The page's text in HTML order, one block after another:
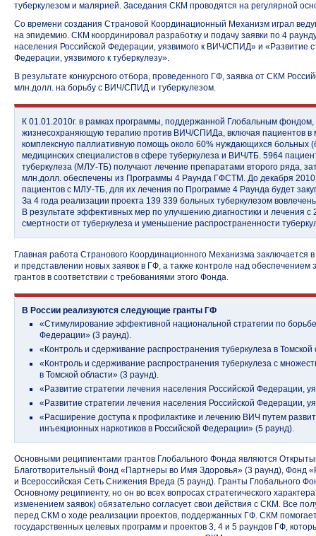
туберкулезом и малярией. Заседания СКМ проводятся на регулярной
Со времени создания Страновой Координационный Механизм играл
на эпидемию. СКМ координировал разработку и подачу заявки по 4
населения Российской Федерации, уязвимого к ВИЧ/СПИД» и «Развитие
Федерации, уязвимого к туберкулезу».
В результате конкурсного отбора, проведенного ГФ, заявка от СКМ
млн.долл. на борьбу с ВИЧ/СПИД и туберкулезом.
К 01.01.2010г. в рамках программы, поддержанной Глобальным фондом,
жизнесохраняющую терапию против ВИЧ/СПИДа, включая пациентов в
комплексную паллиативную помощь около 60% нуждающихся больных
медицинских специалистов в сфере туберкулеза и ВИЧ/ТБ. 5964
туберкулеза (МЛУ-ТБ) получают лечение препаратами второго ряда,
млн.долл. обеспечены из Программы 4 Раунда ГФСТМ. До декабря 2010
пациентов с МЛУ-ТБ, для их лечения по Программе 4 Раунда будет
За 4 года реализации проекта 139 339 больных туберкулезом
В результате эффективных мер по улучшению диагностики и лечения с
смертности от туберкулеза и уменьшение распространенности
Главная работа Странового Координационного Механизма заключается
и представлении новых заявок в ГФ, а также контроле над
грантов в соответствии с требованиями этого Фонда.
В России реализуются следующие гранты ГФ
«Стимулирование эффективной национальной стратегии по
Федерации» (3 раунд).
«Контроль и сдерживание распространения туберкулеза в Томской
«Контроль и сдерживание распространения туберкулеза с
в Томской области» (3 раунд).
«Развитие стратегии лечения населения Российской Федерации,
«Развитие стратегии лечения населения Российской Федерации,
«Расширение доступа к профилактике и лечению ВИЧ путем
инъекционных наркотиков в Российской Федерации» (5 раунд).
Основными реципиентами грантов Глобального Фонда являются
Благотворительный Фонд «Партнеры во Имя Здоровья» (3 раунд), Фонд
и Всероссийская Сеть Снижения Вреда (5 раунд). Гранты Глобального
Основному реципиенту, но он во всех вопросах стратегического
изменением заявок) обязательно согласует свои действия с СКМ. Все
перед СКМ о ходе реализации проектов, поддержанных ГФ. СКМ
государственных целевых программ и проектов 3, 4 и 5 раундов ГФ,